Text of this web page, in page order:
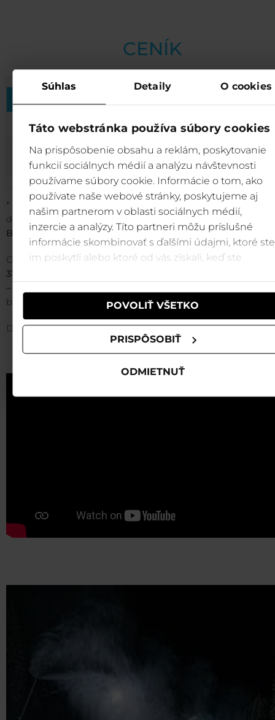
Súhlas Detaily O cookies
Táto webstránka používa súbory cookies
Na prispôsobenie obsahu a reklám, poskytovanie
funkcií sociálnych médií a analýzu návštevnosti
používame súbory cookie. Informácie o tom, ako
používate naše webové stránky, poskytujeme aj
našim partnerom v oblasti sociálnych médií,
inzercie a analýzy. Títo partneri môžu príslušné
informácie skombinovať s ďalšími údajmi, ktoré ste
im poskytli alebo ktoré od vás získali, keď ste
POVOLIŤ VŠETKO
PRISPÔSOBIŤ
ODMIETNUŤ
CENÍK
Vstupenka Magical Forest Jasná 5€
Vstupenka + Obousměrná
jízdenka pro pěší Brhliská*
10€
* Obousměrná jízdenka pro pěší Brhliská platí POUZE
pro
dopravu do a z Magical Forest Jasná lanovkou
A3 Grand -
Brhliská(T5G SUPERJET).
Obousměrná jízdenka pro pěší Biela Púť - Krupová v
31. 3. 2026 (včetně)
– Brhliská
během večerního lyžování.
Děti do 6 let mají vstupZDARMA.